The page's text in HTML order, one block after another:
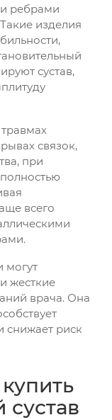
ребрами
изделия
сустав,
связок,
при
всего
могут
жесткие
врача. Она
снижает риск
сустав